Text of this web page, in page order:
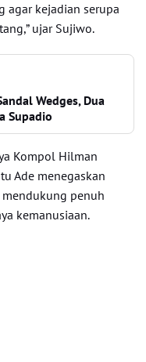
agar kejadian serupa
ujar Sujiwo.
Wedges, Dua
Supadio
Kompol Hilman
Ade menegaskan
penuh
kemanusiaan.